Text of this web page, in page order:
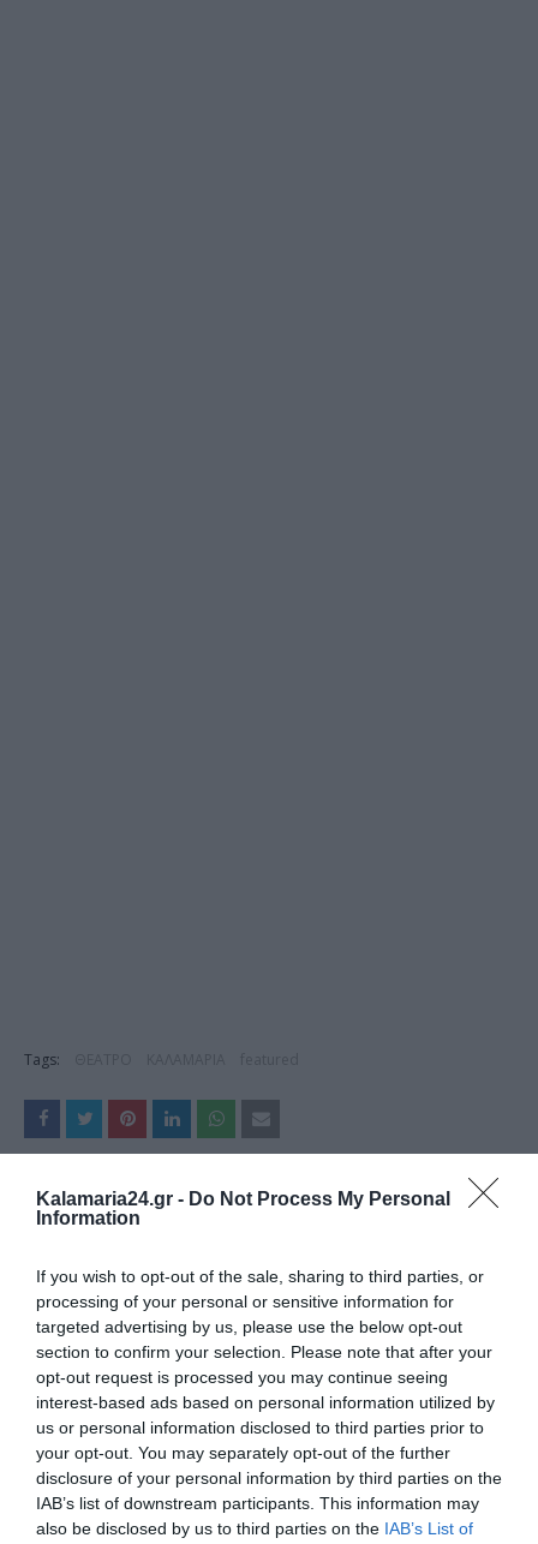
Kalamaria24.gr - Do Not Process My Personal
Information
If you wish to opt-out of the sale, sharing to third parties, or
processing of your personal or sensitive information for
targeted advertising by us, please use the below opt-out
section to confirm your selection. Please note that after your
opt-out request is processed you may continue seeing
interest-based ads based on personal information utilized by
us or personal information disclosed to third parties prior to
your opt-out. You may separately opt-out of the further
disclosure of your personal information by third parties on the
IAB’s list of downstream participants. This information may
also be disclosed by us to third parties on the IAB’s List of
Tags:
ΔΗΜΟΣΊΕΥΣΗ ΣΧΟΛΊΟΥ